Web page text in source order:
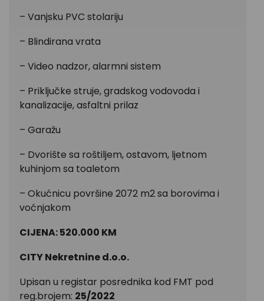
– Vanjsku PVC stolariju
– Blindirana vrata
– Video nadzor, alarmni sistem
– Priključke struje, gradskog vodovoda i
kanalizacije, asfaltni prilaz
– Garažu
– Dvorište sa roštiljem, ostavom, ljetnom
kuhinjom sa toaletom
– Okućnicu površine 2072 m2 sa borovima i
voćnjakom
CIJENA: 520.000 KM
CITY Nekretnine d.o.o.
Upisan u registar posrednika kod FMT pod
reg.brojem: 25/2022